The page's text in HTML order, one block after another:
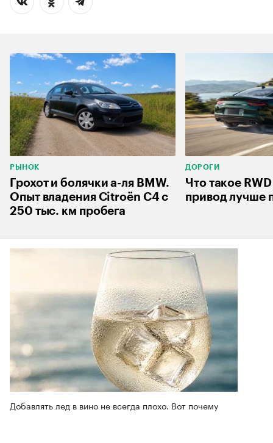
РЫНОК
Грохот и болячки а-ля BMW.
Опыт владения Citroёn C4 с
250 тыс. км пробега
ДОРОГИ
Что такое
привод лучше
Добавлять лед в вино не всегда плохо. Вот почему